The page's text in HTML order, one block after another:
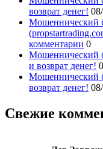
возврат денег!
Мошеннический
комментарии 0
Мошеннический
и возврат денег!
Мошеннический
возврат денег!
Свежие